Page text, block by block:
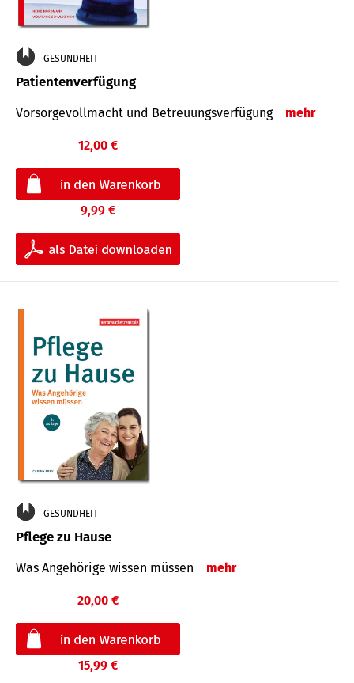
GESUNDHEIT
Patientenverfügung
Vorsorgevollmacht und Betreuungsverfügung mehr
12,00 €
9,99 €
GESUNDHEIT
Pflege zu Hause
Was Angehörige wissen müssen mehr
20,00 €
15,99 €